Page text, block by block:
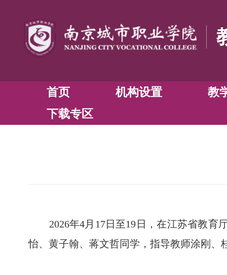
首页 机构设置
下载专区
2026年4月17日至19日，在江苏省